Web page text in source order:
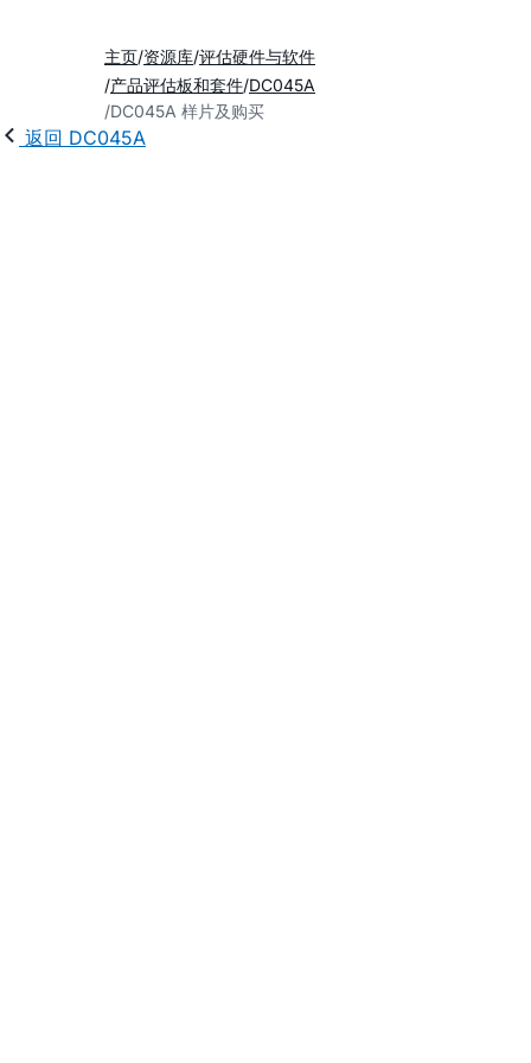
主页 资源库 评估硬件与软件
产品评估板和套件 DC045A
DC045A 样片及购买
返回 DC045A